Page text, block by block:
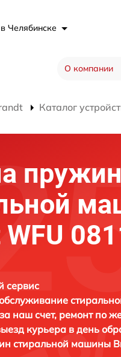
в Челябинске
О компании
Каталог
пружин
сервис
наш счет, ремонт по
курьера в день
стиральной машины